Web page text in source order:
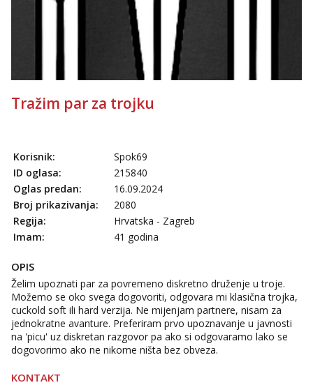
Obavijesti me kada se oslobodi
Čekam tvoj poziv!
064/677-677
- Kod: #108
tel:0,93€ - mob:1,12€ min
Zara
tel:0,93€ - mob:1,12€ min
Anđela
Čekam tvoj poziv!
tel:0,93€ - mob:1,12€ min
Tražim par za trojku
Korisnik:
Spok69
ID oglasa:
215840
Oglas predan:
16.09.2024
Broj prikazivanja:
2080
Regija:
Hrvatska - Zagreb
Imam:
41 godina
OPIS
Želim upoznati par za povremeno diskretno druženje u troje.
Možemo se oko svega dogovoriti, odgovara mi klasična trojka,
cuckold soft ili hard verzija. Ne mijenjam partnere, nisam za
jednokratne avanture. Preferiram prvo upoznavanje u javnosti
na 'picu' uz diskretan razgovor pa ako si odgovaramo lako se
dogovorimo ako ne nikome ništa bez obveza.
KONTAKT